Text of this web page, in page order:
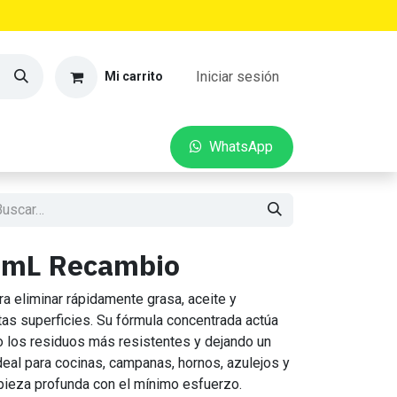
Mi carrito Iniciar sesión
W​​hatsApp
Recambio
eliminar rápidamente grasa, aceite y
superficies. Su fórmula concentrada actúa
residuos más resistentes y dejando un
para cocinas, campanas, hornos, azulejos y
profunda con el mínimo esfuerzo.